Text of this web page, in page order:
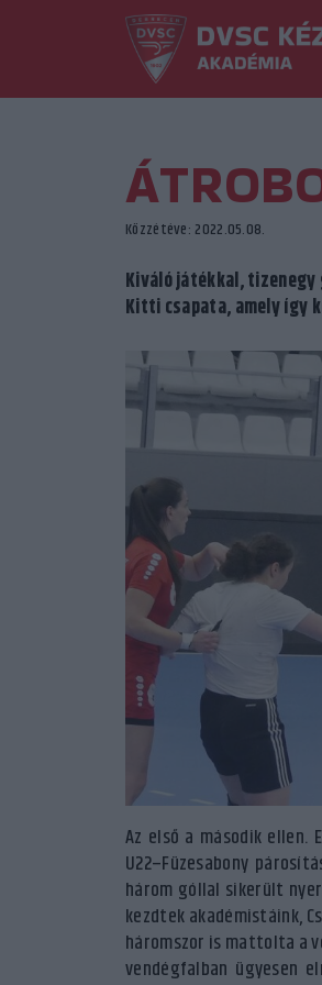
Közzétéve: 2022.05.08.
Kiváló játékkal, tizenegy
Kitti csapata, amely így
Az első a második ellen.
U22–Füzesabony
három góllal sikerült
kezdtek akadémistáink,
háromszor is mattolta a
vendégfalban ügyesen